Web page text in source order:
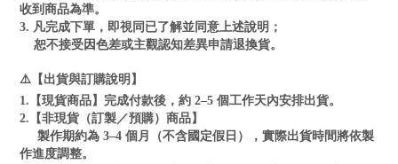
收到商品為準。
3. 凡完成下單，即視同已了解並同意上述說明；
恕不接受因色差或主觀認知差異申請退換貨。
⚠️【出貨與訂購說明】
1.【現貨商品】完成付款後，約 2–5 個工作天內安排出貨。
2.【非現貨（訂製／預購）商品】
製作期約為 3–4 個月（不含國定假日），實際出貨時間將依製
作進度調整。